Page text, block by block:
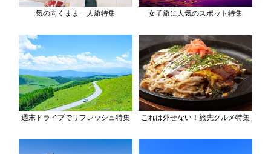
気の向くまま一人旅特集 女子旅に人気のスポット特集
週末ドライブでリフレッシュ特集 これは外せない！旅先グルメ特集